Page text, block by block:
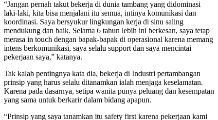
“Jangan pernah takut bekerja di dunia tambang yang didominasi
laki-laki, kita bisa menjalani itu semua, intinya komunikasi dan
koordinasi. Saya bersyukur lingkungan kerja di sinu saling
mendukung dan baik. Selama 6 tahun lebih ini berkesan, saya tetap
merasa in touch dengan bapak-bapak di operasional karena memang
intens berkomunikasi, saya selalu support dan saya mencintai
pekerjaan saya,” katanya.
Tak kalah pentingnya kata dia, bekerja di Industri pertambangan
prinsip yang harus selalu ditanamkan ialah menjaga keselamatan.
Karena pada dasarnya, setipa wanita punya peluang dan kesempatan
yang sama untuk berkarir dalam bidang apapun.
“Prinsip yang saya tanamkan itu safety first karena pekerjaan kami